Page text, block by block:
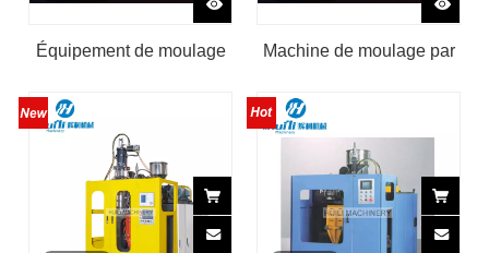
Équipement de moulage
de jerrican de HDPE de
moulage de précision
Machine de moulage par
spéciale à baril à large
ouverture en HDPE
entièrement automatique